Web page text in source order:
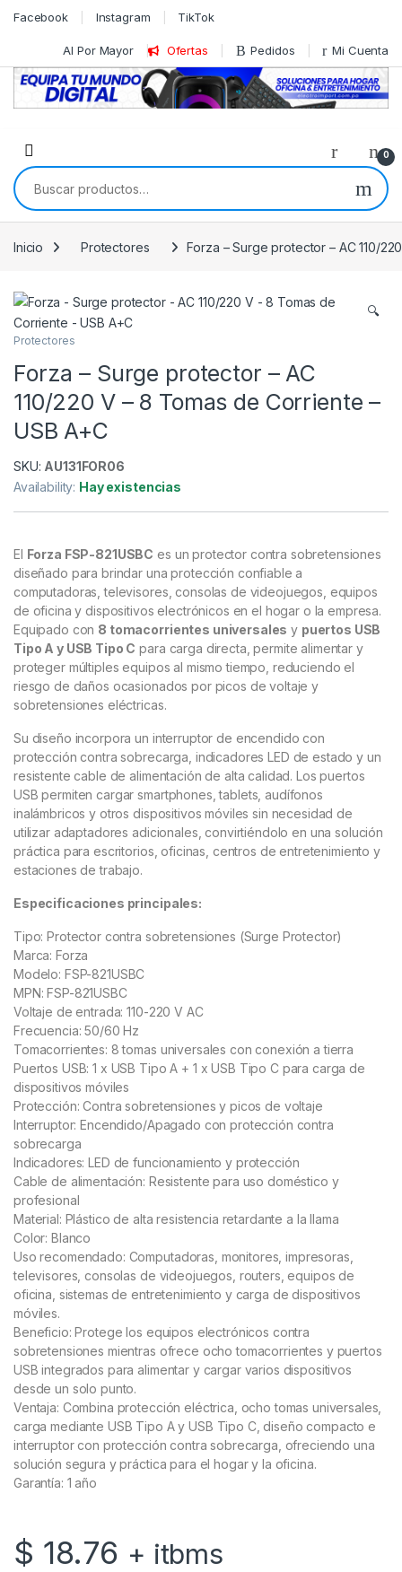
Skip to navigation
Skip to content
Facebook Instagram TikTok
Al Por Mayor Ofertas Pedidos Mi Cuenta
0
Buscar por:
Inicio Protectores Forza – Surge protector – AC 110/
🔍
Protectores
Forza – Surge protector – AC
110/220 V – 8 Tomas de Corriente –
USB A+C
SKU: AU131FOR06
Availability: Hay existencias
El Forza FSP-821USBC es un protector contra sobretensiones
diseñado para brindar una protección confiable a
computadoras, televisores, consolas de videojuegos, equipos
de oficina y dispositivos electrónicos en el hogar o la empresa.
Equipado con 8 tomacorrientes universales y puertos USB
Tipo A y USB Tipo C para carga directa, permite alimentar y
proteger múltiples equipos al mismo tiempo, reduciendo el
riesgo de daños ocasionados por picos de voltaje y
sobretensiones eléctricas.
Su diseño incorpora un interruptor de encendido con
protección contra sobrecarga, indicadores LED de estado y un
resistente cable de alimentación de alta calidad. Los puertos
USB permiten cargar smartphones, tablets, audífonos
inalámbricos y otros dispositivos móviles sin necesidad de
utilizar adaptadores adicionales, convirtiéndolo en una solución
práctica para escritorios, oficinas, centros de entretenimiento y
estaciones de trabajo.
Especificaciones principales:
Tipo: Protector contra sobretensiones (Surge Protector)
Marca: Forza
Modelo: FSP-821USBC
MPN: FSP-821USBC
Voltaje de entrada: 110-220 V AC
Frecuencia: 50/60 Hz
Tomacorrientes: 8 tomas universales con conexión a tierra
Puertos USB: 1 x USB Tipo A + 1 x USB Tipo C para carga de
dispositivos móviles
Protección: Contra sobretensiones y picos de voltaje
Interruptor: Encendido/Apagado con protección contra
sobrecarga
Indicadores: LED de funcionamiento y protección
Cable de alimentación: Resistente para uso doméstico y
profesional
Material: Plástico de alta resistencia retardante a la llama
Color: Blanco
Uso recomendado: Computadoras, monitores, impresoras,
televisores, consolas de videojuegos, routers, equipos de
oficina, sistemas de entretenimiento y carga de dispositivos
móviles.
Beneficio: Protege los equipos electrónicos contra
sobretensiones mientras ofrece ocho tomacorrientes y puertos
USB integrados para alimentar y cargar varios dispositivos
desde un solo punto.
Ventaja: Combina protección eléctrica, ocho tomas universales,
carga mediante USB Tipo A y USB Tipo C, diseño compacto e
interruptor con protección contra sobrecarga, ofreciendo una
solución segura y práctica para el hogar y la oficina.
Garantía: 1 año
$ 18.76 + itbms